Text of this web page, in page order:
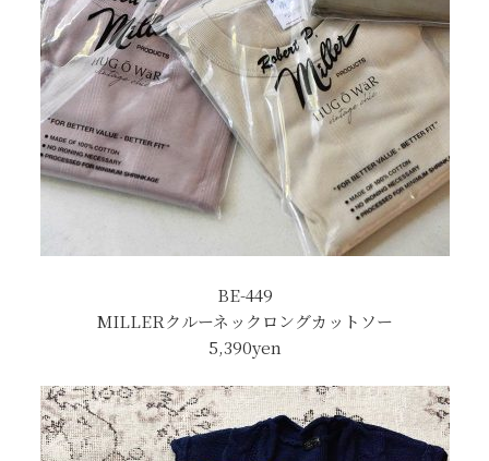
BE-449
MILLERクルーネックロングカットソー
5,390yen